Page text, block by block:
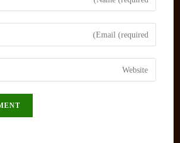
your
name
comment
Enter
your
email
address
Enter
your